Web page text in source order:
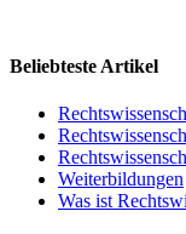
Beliebteste Artikel
Weiterbildungen
Was ist